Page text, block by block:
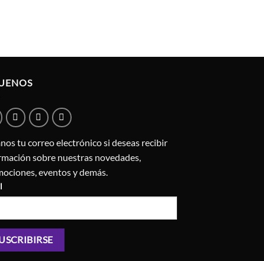
tu correo electrónico si deseas recibir
sobre nuestras novedades,
eventos y demás.